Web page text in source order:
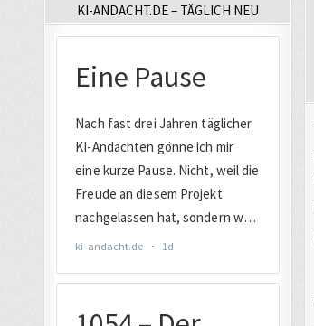
KI-ANDACHT.DE – TÄGLICH NEU